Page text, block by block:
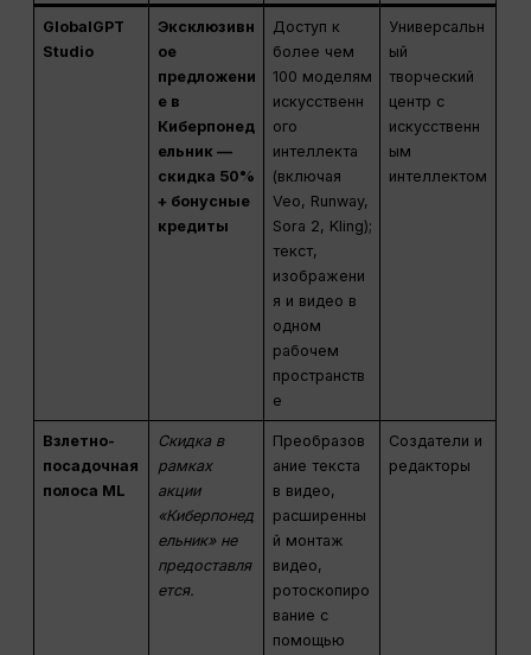
GlobalGPT
Studio
Эксклюзивн
ое
предложени
е в
Киберпонед
ельник —
скидка 50%
+ бонусные
кредиты
Доступ к
более чем
100 моделям
искусственн
ого
интеллекта
(включая
Veo, Runway,
Sora 2, Kling);
текст,
изображени
я и видео в
одном
рабочем
пространств
е
Универсальн
ый
творческий
центр с
искусственн
ым
интеллектом
Взлетно-
посадочная
полоса ML
Скидка в
рамках
акции
«Киберпонед
ельник» не
предоставля
ется.
Преобразов
ание текста
в видео,
расширенны
й монтаж
видео,
ротоскопиро
вание с
помощью
Создатели и
редакторы